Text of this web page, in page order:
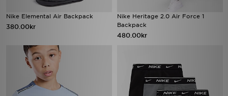
Nike Elemental Air Backpack
380.00kr
Nike Heritage 2.0 Air Force 1
Backpack
480.00kr